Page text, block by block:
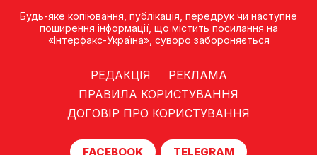
Будь-яке копiювання, публiкацiя, передрук чи наступне
поширення iнформацiї, що мiстить посилання на
«Iнтерфакс-Україна», суворо забороняється
РЕДАКЦІЯ
РЕКЛАМА
ПРАВИЛА КОРИСТУВАННЯ
ДОГОВІР ПРО КОРИСТУВАННЯ
FACEBOOK TELEGRAM